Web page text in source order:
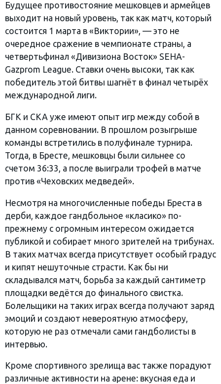
Будущее противостояние мешковцев и армейцев
выходит на новый уровень, так как матч, который
состоится 1 марта в «Виктории», — это не
очередное сражение в чемпионате страны, а
четвертьфинал «Дивизиона Восток» SEHA-
Gazprom League. Ставки очень высоки, так как
победитель этой битвы шагнёт в финал четырёх
международной лиги.
БГК и СКА уже имеют опыт игр между собой в
данном соревновании. В прошлом розыгрыше
команды встретились в полуфинале турнира.
Тогда, в Бресте, мешковцы были сильнее со
счетом 36:33, а после выиграли трофей в матче
против «Чеховских медведей».
Несмотря на многочисленные победы Бреста в
дерби, каждое гандбольное «класико» по-
прежнему с огромным интересом ожидается
публикой и собирает много зрителей на трибунах.
В таких матчах всегда присутствует особый градус
и кипят нешуточные страсти. Как бы ни
складывался матч, борьба за каждый сантиметр
площадки ведётся до финального свистка.
Болельщики на таких играх всегда получают заряд
эмоций и создают невероятную атмосферу,
которую не раз отмечали сами гандболисты в
интервью.
Кроме спортивного зрелища вас также порадуют
различные активности на арене: вкусная еда и